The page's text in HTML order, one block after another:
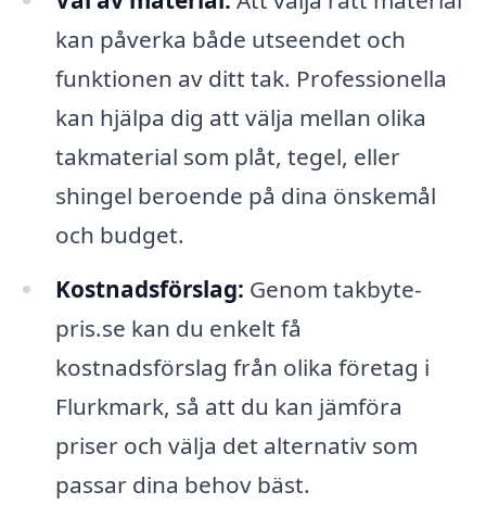
kan påverka både utseendet och
funktionen av ditt tak. Professionella
kan hjälpa dig att välja mellan olika
takmaterial som plåt, tegel, eller
shingel beroende på dina önskemål
och budget.
Kostnadsförslag: Genom takbyte-
pris.se kan du enkelt få
kostnadsförslag från olika företag i
Flurkmark, så att du kan jämföra
priser och välja det alternativ som
passar dina behov bäst.